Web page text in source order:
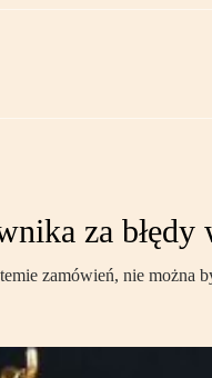
za błędy
zamówień, nie można